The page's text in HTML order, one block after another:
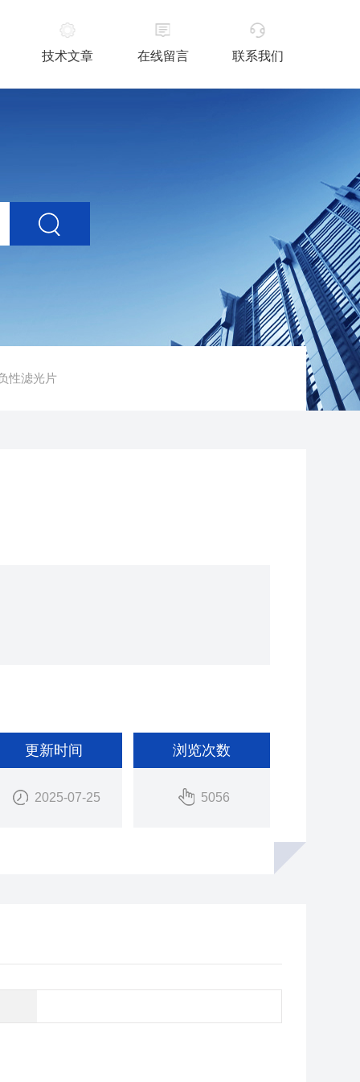
技术文章 在线留言 联系我们
性滤光片
更新时间
2025-07-25
浏览次数
5056